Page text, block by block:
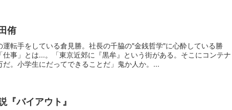
侑
転手をしている倉見勝。社長の千脇の"金銭哲学"に心酔している勝
事」とは...。「東京近郊に『黒牟』という街がある。そこにコンテナ
。小学生にだってできることだ」鬼か人か。...
『バイアウト』